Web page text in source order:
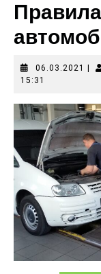
06.03.2021
15:31